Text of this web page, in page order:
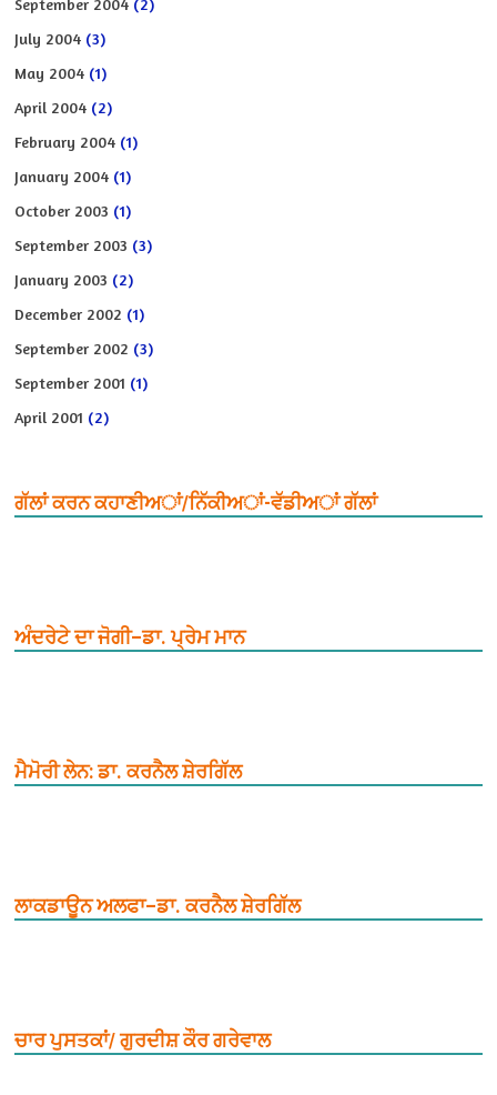
July 2004 (3)
May 2004 (1)
April 2004 (2)
February 2004 (1)
January 2004 (1)
October 2003 (1)
September 2003 (3)
January 2003 (2)
December 2002 (1)
September 2002 (3)
September 2001 (1)
April 2001 (2)
ਗੱਲਾਂ ਕਰਨ ਕਹਾਣੀਅਾਂ/ਨਿੱਕੀਅਾਂ-ਵੱਡੀਅਾਂ ਗੱਲਾਂ
ਅੰਦਰੇਟੇ ਦਾ ਜੋਗੀ–ਡਾ. ਪ੍ਰੇਮ ਮਾਨ
ਮੈਮੋਰੀ ਲੇਨ: ਡਾ. ਕਰਨੈਲ ਸ਼ੇਰਗਿੱਲ
ਲਾਕਡਾਊਨ ਅਲਫਾ–ਡਾ. ਕਰਨੈਲ ਸ਼ੇਰਗਿੱਲ
ਚਾਰ ਪੁਸਤਕਾਂ/ ਗੁਰਦੀਸ਼ ਕੌਰ ਗਰੇਵਾਲ